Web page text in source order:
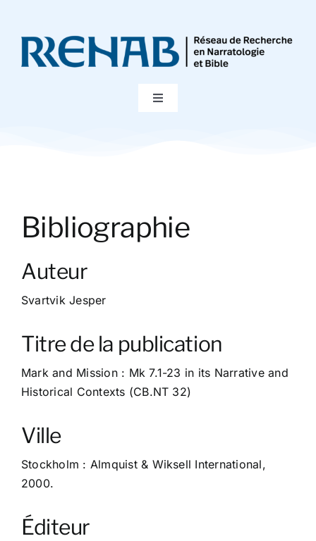
contenu
Toggle
Publications
Bibliographie
Contact
Bibliographie
Auteur
Svartvik Jesper
Titre de la publication
Mark and Mission : Mk 7.1-23 in its Narrative and
Historical Contexts (CB.NT 32)
Ville
Stockholm : Almquist & Wiksell International,
2000.
Éditeur